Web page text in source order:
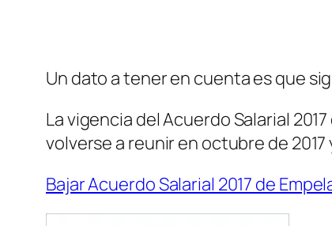
Un dato a tener en cuenta es que
La vigencia del Acuerdo Salarial
volverse a reunir en octubre de
Bajar Acuerdo Salarial 2017 de